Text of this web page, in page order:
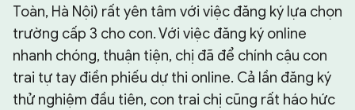
Toàn, Hà Nội) rất yên tâm với việc đăng ký lựa chọn
trường cấp 3 cho con. Với việc đăng ký online
nhanh chóng, thuận tiện, chị đã để chính cậu con
trai tự tay điền phiếu dự thi online. Cả lần đăng ký
thử nghiệm đầu tiên, con trai chị cũng rất háo hức